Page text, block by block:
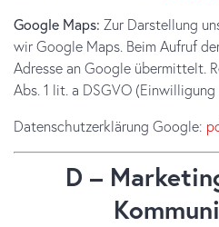
Google Maps: Zur Darstellung
wir Google Maps. Beim Aufruf
Adresse an Google übermittelt.
Abs. 1 lit. a DSGVO
Datenschutzerklärung Google:
D –